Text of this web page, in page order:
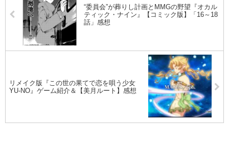
“委員会”が葬りし計画とMMGの野望『オカル
ティック・ナイン』【コミック版】「16～18
話」感想
リメイク版『この世の果てで恋を唄う少女
YU-NO』ゲーム紹介＆【美月ルート】感想